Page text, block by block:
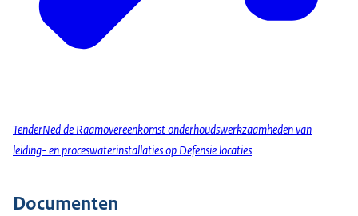
TenderNed de Raamovereenkomst onderhoudswerkzaamheden van
leiding- en proceswaterinstallaties op Defensie locaties
Documenten